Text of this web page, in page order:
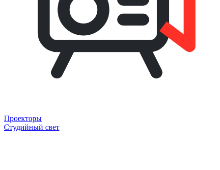
Проекторы
Студийный свет